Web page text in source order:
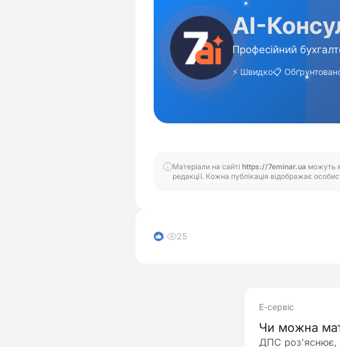
Матеріали на сайті https://7eminar.ua можуть
редакції. Кожна публікація відображає
4 25
Е-сервіс
Чи можна
ДПС роз'яснює,